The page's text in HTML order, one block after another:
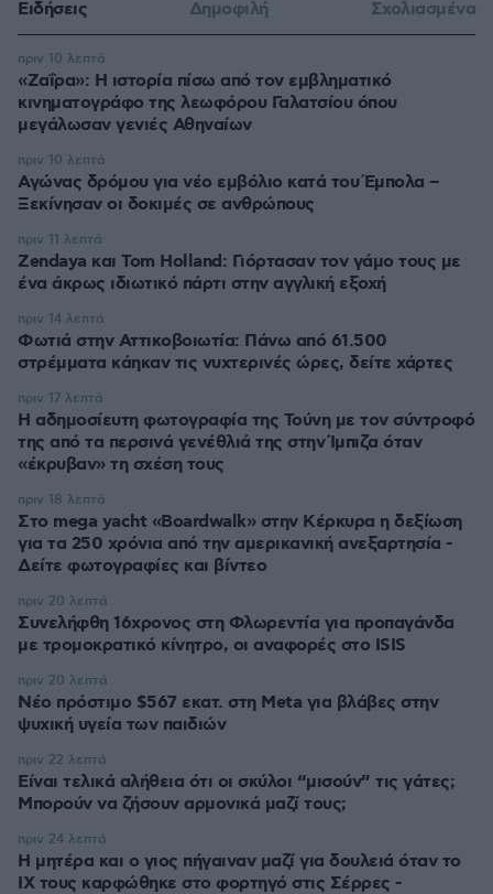
Ειδήσεις Δημοφιλή Σχολιασμένα
«Ζαΐρα»: Η ιστορία πίσω από τον εμβληματικό
κινηματογράφο της λεωφόρου Γαλατσίου όπου
μεγάλωσαν γενιές Αθηναίων
πριν 10 λεπτά
Αγώνας δρόμου για νέο εμβόλιο κατά του Έμπολα –
Ξεκίνησαν οι δοκιμές σε ανθρώπους
πριν 10 λεπτά
Zendaya και Tom Holland: Γιόρτασαν τον γάμο τους με
ένα άκρως ιδιωτικό πάρτι στην αγγλική εξοχή
πριν 11 λεπτά
Φωτιά στην Αττικοβοιωτία: Πάνω από 61.500
στρέμματα κάηκαν τις νυχτερινές ώρες, δείτε χάρτες
πριν 14 λεπτά
Η αδημοσίευτη φωτογραφία της Τούνη με τον σύντροφό
της από τα περσινά γενέθλιά της στην Ίμπιζα όταν
«έκρυβαν» τη σχέση τους
πριν 17 λεπτά
Στο mega yacht «Boardwalk» στην Κέρκυρα η δεξίωση
για τα 250 χρόνια από την αμερικανική ανεξαρτησία -
Δείτε φωτογραφίες και βίντεο
πριν 18 λεπτά
Συνελήφθη 16χρονος στη Φλωρεντία για προπαγάνδα
με τρομοκρατικό κίνητρο, οι αναφορές στο ISIS
πριν 20 λεπτά
Νέο πρόστιμο $567 εκατ. στη Meta για βλάβες στην
ψυχική υγεία των παιδιών
πριν 20 λεπτά
Είναι τελικά αλήθεια ότι οι σκύλοι “μισούν” τις γάτες;
Μπορούν να ζήσουν αρμονικά μαζί τους;
πριν 22 λεπτά
Η μητέρα και ο γιος πήγαιναν μαζί για δουλειά όταν το
ΙΧ τους καρφώθηκε στο φορτηγό στις Σέρρες -
πριν 24 λεπτά